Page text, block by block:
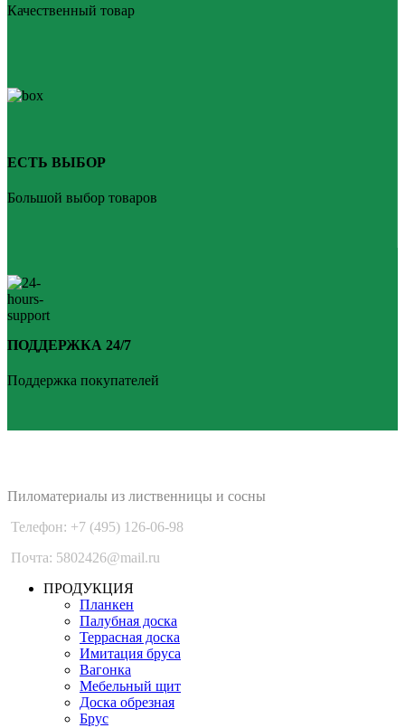
Качественный товар
ЕСТЬ ВЫБОР
Большой выбор товаров
ПОДДЕРЖКА 24/7
Поддержка покупателей
Пиломатериалы из лиственницы и сосны
Телефон: +7 (495) 126-06-98
Почта: 5802426@mail.ru
ПРОДУКЦИЯ
Планкен
Палубная доска
Террасная доска
Имитация бруса
Вагонка
Мебельный щит
Доска обрезная
Брус